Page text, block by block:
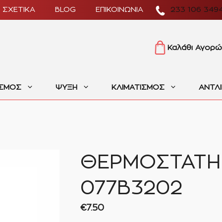
233 106
ΣΧΕΤΙΚΑ BLOG ΕΠΙΚΟΙΝΩΝΙΑ
Καλάθι
ΨΥΞΗ ΚΛΙΜΑΤΙΣΜΟΣ
077B3202
€7.50